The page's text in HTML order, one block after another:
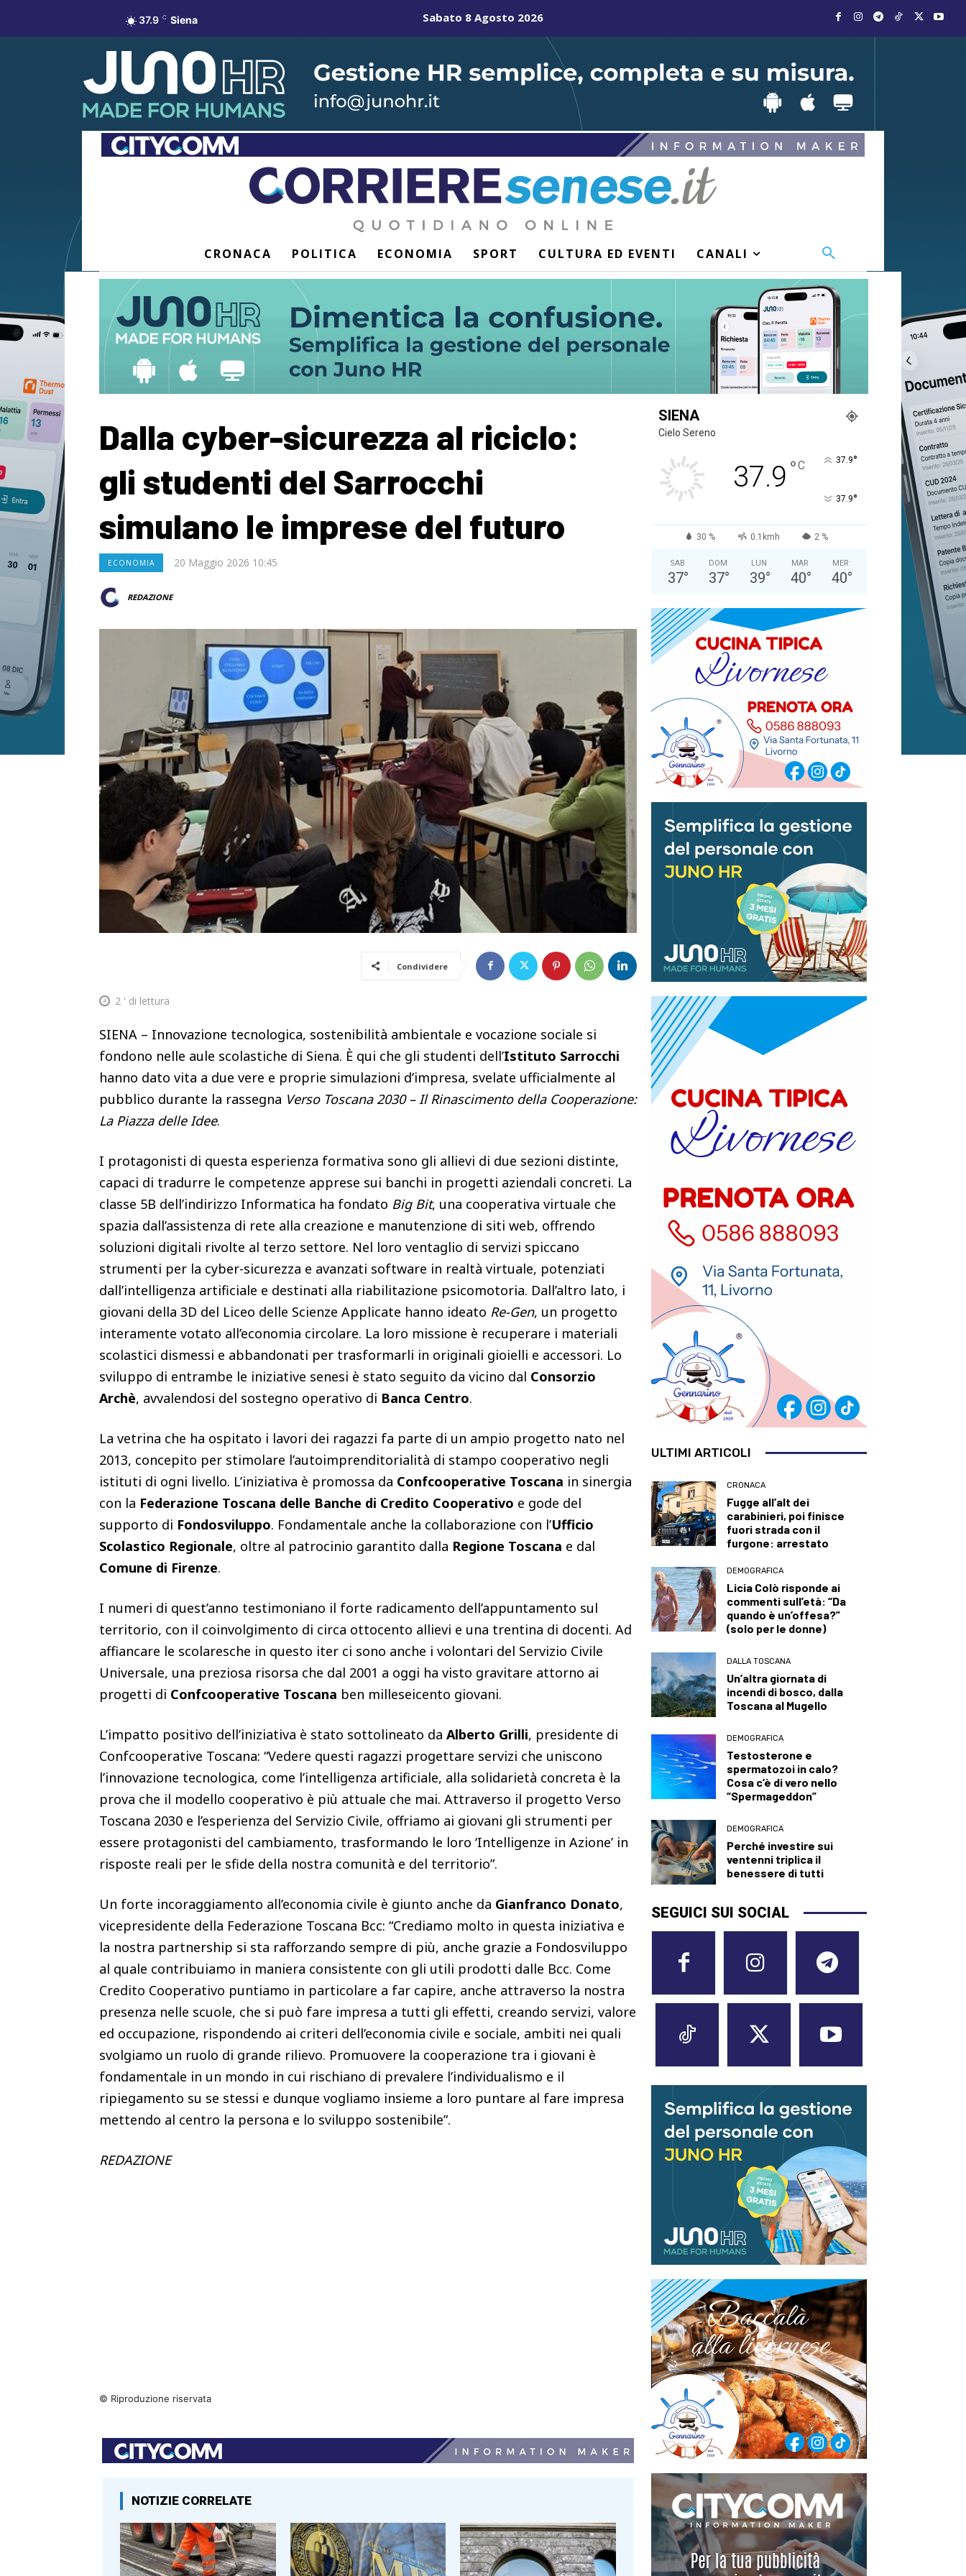
37.9 C Siena Sabato 8 Agosto 2026
CRONACA POLITICA ECONOMIA SPORT CULTURA ED EVENTI CANALI
Dalla cyber-sicurezza al riciclo:
gli studenti del Sarrocchi
simulano le imprese del futuro
ECONOMIA 20 Maggio 2026 10:45
REDAZIONE
Condividere
2 ' di lettura
SIENA – Innovazione tecnologica, sostenibilità ambientale e vocazione sociale si
fondono nelle aule scolastiche di Siena. È qui che gli studenti dell’Istituto Sarrocchi
hanno dato vita a due vere e proprie simulazioni d’impresa, svelate ufficialmente al
pubblico durante la rassegna Verso Toscana 2030 – Il Rinascimento della Cooperazione:
La Piazza delle Idee.
I protagonisti di questa esperienza formativa sono gli allievi di due sezioni distinte,
capaci di tradurre le competenze apprese sui banchi in progetti aziendali concreti. La
classe 5B dell’indirizzo Informatica ha fondato Big Bit, una cooperativa virtuale che
spazia dall’assistenza di rete alla creazione e manutenzione di siti web, offrendo
soluzioni digitali rivolte al terzo settore. Nel loro ventaglio di servizi spiccano
strumenti per la cyber-sicurezza e avanzati software in realtà virtuale, potenziati
dall’intelligenza artificiale e destinati alla riabilitazione psicomotoria. Dall’altro lato, i
giovani della 3D del Liceo delle Scienze Applicate hanno ideato Re-Gen, un progetto
interamente votato all’economia circolare. La loro missione è recuperare i materiali
scolastici dismessi e abbandonati per trasformarli in originali gioielli e accessori. Lo
sviluppo di entrambe le iniziative senesi è stato seguito da vicino dal Consorzio
Archè, avvalendosi del sostegno operativo di Banca Centro.
La vetrina che ha ospitato i lavori dei ragazzi fa parte di un ampio progetto nato nel
2013, concepito per stimolare l’autoimprenditorialità di stampo cooperativo negli
istituti di ogni livello. L’iniziativa è promossa da Confcooperative Toscana in sinergia
con la Federazione Toscana delle Banche di Credito Cooperativo e gode del
supporto di Fondosviluppo. Fondamentale anche la collaborazione con l’Ufficio
Scolastico Regionale, oltre al patrocinio garantito dalla Regione Toscana e dal
Comune di Firenze.
I numeri di quest’anno testimoniano il forte radicamento dell’appuntamento sul
territorio, con il coinvolgimento di circa ottocento allievi e una trentina di docenti. Ad
affiancare le scolaresche in questo iter ci sono anche i volontari del Servizio Civile
Universale, una preziosa risorsa che dal 2001 a oggi ha visto gravitare attorno ai
progetti di Confcooperative Toscana ben milleseicento giovani.
L’impatto positivo dell’iniziativa è stato sottolineato da Alberto Grilli, presidente di
Confcooperative Toscana: “Vedere questi ragazzi progettare servizi che uniscono
l’innovazione tecnologica, come l’intelligenza artificiale, alla solidarietà concreta è la
prova che il modello cooperativo è più attuale che mai. Attraverso il progetto Verso
Toscana 2030 e l’esperienza del Servizio Civile, offriamo ai giovani gli strumenti per
essere protagonisti del cambiamento, trasformando le loro ‘Intelligenze in Azione’ in
risposte reali per le sfide della nostra comunità e del territorio”.
Un forte incoraggiamento all’economia civile è giunto anche da Gianfranco Donato,
vicepresidente della Federazione Toscana Bcc: “Crediamo molto in questa iniziativa e
la nostra partnership si sta rafforzando sempre di più, anche grazie a Fondosviluppo
al quale contribuiamo in maniera consistente con gli utili prodotti dalle Bcc. Come
Credito Cooperativo puntiamo in particolare a far capire, anche attraverso la nostra
presenza nelle scuole, che si può fare impresa a tutti gli effetti, creando servizi, valore
ed occupazione, rispondendo ai criteri dell’economia civile e sociale, ambiti nei quali
svolgiamo un ruolo di grande rilievo. Promuovere la cooperazione tra i giovani è
fondamentale in un mondo in cui rischiano di prevalere l’individualismo e il
ripiegamento su se stessi e dunque vogliamo insieme a loro puntare al fare impresa
mettendo al centro la persona e lo sviluppo sostenibile”.
REDAZIONE
© Riproduzione riservata
NOTIZIE CORRELATE
SIENA
Cielo Sereno
37.9 °C 37.9°
37.9°
30 % 0.1kmh 2 %
SAB
37°
DOM
37°
LUN
39°
MAR
40°
MER
40°
ULTIMI ARTICOLI
CRONACA
Fugge all’alt dei
carabinieri, poi finisce
fuori strada con il
furgone: arrestato
DEMOGRAFICA
Licia Colò risponde ai
commenti sull’età: “Da
quando è un’offesa?”
(solo per le donne)
DALLA TOSCANA
Un’altra giornata di
incendi di bosco, dalla
Toscana al Mugello
DEMOGRAFICA
Testosterone e
spermatozoi in calo?
Cosa c’è di vero nello
“Spermageddon”
DEMOGRAFICA
Perché investire sui
ventenni triplica il
benessere di tutti
SEGUICI SUI SOCIAL